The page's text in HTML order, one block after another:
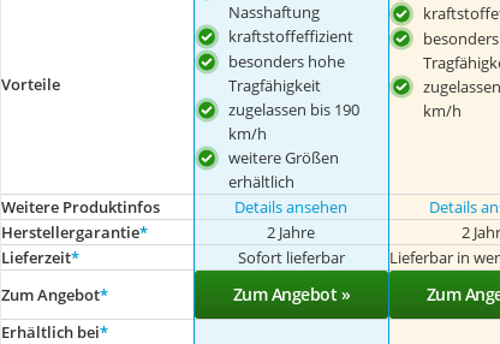
Vorteile
Nasshaftung
kraftstoffeffizient
besonders hohe
Tragfähigkeit
zugelassen bis 190
km/h
weitere Größen
erhältlich
km/h
Weitere Produktinfos Details ansehen Details
Herstellergarantie* 2 Jahre 2
Lieferzeit* Sofort lieferbar Lieferbar in
Zum Angebot* Zum Angebot » Zum
Erhältlich bei*